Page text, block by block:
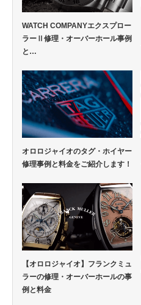
WATCH COMPANYエクスプロー
ラーⅡ修理・オーバーホール事例
と…
オロロジャイオのタグ・ホイヤー
修理事例と料金をご紹介します！
【オロロジャイオ】フランクミュ
ラーの修理・オーバーホールの事
例と料金